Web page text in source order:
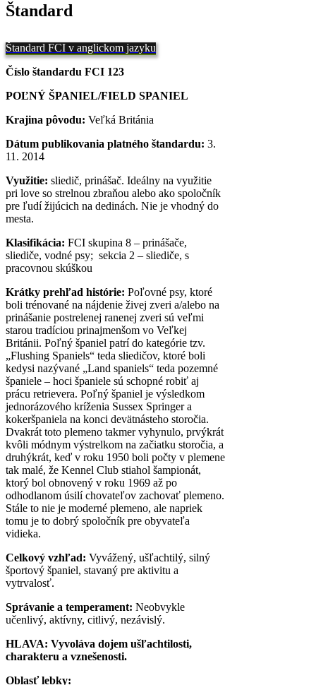
Štandard
Štandard FCI v anglickom jazyku
Číslo štandardu FCI 123
POĽNÝ ŠPANIEL/FIELD SPANIEL
Krajina pôvodu: Veľká Británia
Dátum publikovania platného štandardu: 3.
11. 2014
Využitie: sliedič, prinášač. Ideálny na využitie
pri love so strelnou zbraňou alebo ako spoločník
pre ľudí žijúcich na dedinách. Nie je vhodný do
mesta.
Klasifikácia: FCI skupina 8 – prinášače,
sliediče, vodné psy; sekcia 2 – sliediče, s
pracovnou skúškou
Krátky prehľad histórie: Poľovné psy, ktoré
boli trénované na nájdenie živej zveri a/alebo na
prinášanie postrelenej ranenej zveri sú veľmi
starou tradíciou prinajmenšom vo Veľkej
Británii. Poľný španiel patrí do kategórie tzv.
„Flushing Spaniels“ teda sliedičov, ktoré boli
kedysi nazývané „Land spaniels“ teda pozemné
španiele – hoci španiele sú schopné robiť aj
prácu retrievera. Poľný španiel je výsledkom
jednorázového kríženia Sussex Springer a
kokeršpaniela na konci devätnásteho storočia.
Dvakrát toto plemeno takmer vyhynulo, prvýkrát
kvôli módnym výstrelkom na začiatku storočia, a
druhýkrát, keď v roku 1950 boli počty v plemene
tak malé, že Kennel Club stiahol šampionát,
ktorý bol obnovený v roku 1969 až po
odhodlanom úsilí chovateľov zachovať plemeno.
Stále to nie je moderné plemeno, ale napriek
tomu je to dobrý spoločník pre obyvateľa
vidieka.
Celkový vzhľad: Vyvážený, ušľachtilý, silný
športový španiel, stavaný pre aktivitu a
vytrvalosť.
Správanie a temperament: Neobvykle
učenlivý, aktívny, citlivý, nezávislý.
HLAVA: Vyvoláva dojem ušľachtilosti,
charakteru a vznešenosti.
Oblasť lebky: